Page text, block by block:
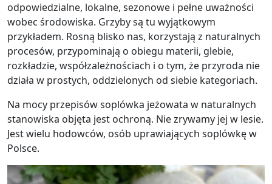
odpowiedzialne, lokalne, sezonowe i pełne uważności
wobec środowiska. Grzyby są tu wyjątkowym
przykładem. Rosną blisko nas, korzystają z naturalnych
procesów, przypominają o obiegu materii, glebie,
rozkładzie, współzależnościach i o tym, że przyroda nie
działa w prostych, oddzielonych od siebie kategoriach.
Na mocy przepisów soplówka jeżowata w naturalnych
stanowiska objęta jest ochroną. Nie zrywamy jej w lesie.
Jest wielu hodowców, osób uprawiających soplówkę w
Polsce.